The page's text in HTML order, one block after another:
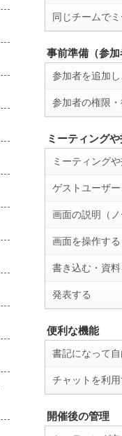
同じチームで
事前準備（参加
参加者を追加
参加者の権限・
ミーティング
ミーティング
ゲストユーザ
画面の説明（
画面を操作す
書き込む・資
発表する
便利な機能
書記になって
チャットを利用
開催後の管理